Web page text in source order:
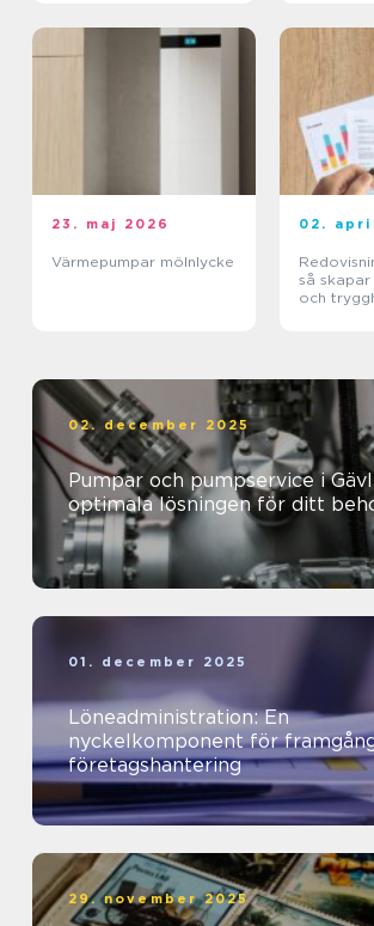
23. maj 2026
Värmepumpar mölnlycke
02.
så
och
02. december 2025
Pumpar och pumpservice i
optimala lösningen för ditt
01. december 2025
Löneadministration: En
nyckelkomponent för
företagshantering
29. november 2025